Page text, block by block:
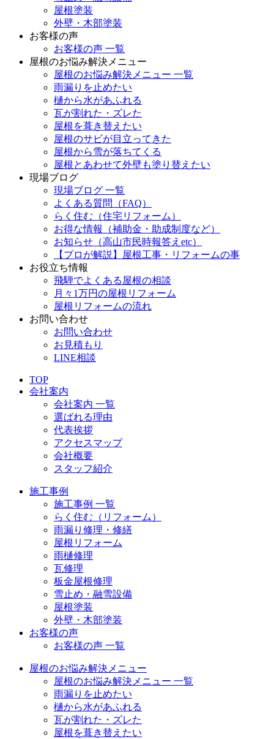
屋根塗装
外壁・木部塗装
お客様の声
お客様の声 一覧
屋根のお悩み解決メニュー
屋根のお悩み解決メニュー 一覧
雨漏りを止めたい
樋から水があふれる
瓦が割れた・ズレた
屋根を葺き替えたい
屋根のサビが目立ってきた
屋根から雪が落ちてくる
屋根とあわせて外壁も塗り替えたい
現場ブログ
現場ブログ 一覧
よくある質問（FAQ）
らく住む（住宅リフォーム）
お得な情報（補助金・助成制度など）
お知らせ（高山市民時報答えetc）
【プロが解説】屋根工事・リフォームの事
お役立ち情報
飛騨でよくある屋根の相談
月々1万円の屋根リフォーム
屋根リフォームの流れ
お問い合わせ
お問い合わせ
お見積もり
LINE相談
TOP
会社案内
会社案内 一覧
選ばれる理由
代表挨拶
アクセスマップ
会社概要
スタッフ紹介
施工事例
施工事例 一覧
らく住む（リフォーム）
雨漏り修理・修繕
屋根リフォーム
雨樋修理
瓦修理
板金屋根修理
雪止め・融雪設備
屋根塗装
外壁・木部塗装
お客様の声
お客様の声 一覧
屋根のお悩み解決メニュー
屋根のお悩み解決メニュー 一覧
雨漏りを止めたい
樋から水があふれる
瓦が割れた・ズレた
屋根を葺き替えたい